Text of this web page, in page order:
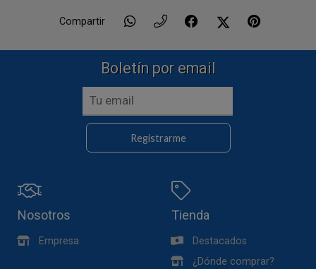
Compartir
Boletín por email
Registrarme
Nosotros
Empresa
Tienda
Destacados
¿Dónde comprar?